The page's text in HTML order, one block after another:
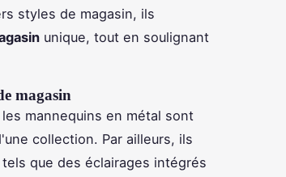
styles de magasin, ils
unique, tout en soulignant
magasin
les mannequins en métal sont
collection. Par ailleurs, ils
que des éclairages intégrés